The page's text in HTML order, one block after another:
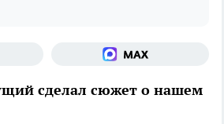
сделал сюжет о нашем